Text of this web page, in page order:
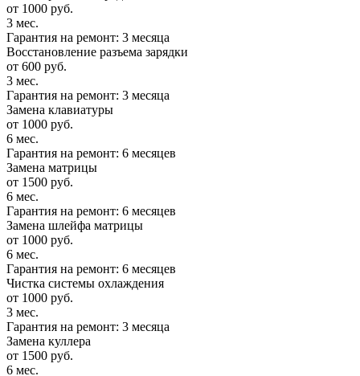
от 1000 руб.
3 мес.
Гарантия на ремонт: 3 месяца
Восстановление разъема зарядки
от 600 руб.
3 мес.
Гарантия на ремонт: 3 месяца
Замена клавиатуры
от 1000 руб.
6 мес.
Гарантия на ремонт: 6 месяцев
Замена матрицы
от 1500 руб.
6 мес.
Гарантия на ремонт: 6 месяцев
Замена шлейфа матрицы
от 1000 руб.
6 мес.
Гарантия на ремонт: 6 месяцев
Чистка системы охлаждения
от 1000 руб.
3 мес.
Гарантия на ремонт: 3 месяца
Замена куллера
от 1500 руб.
6 мес.